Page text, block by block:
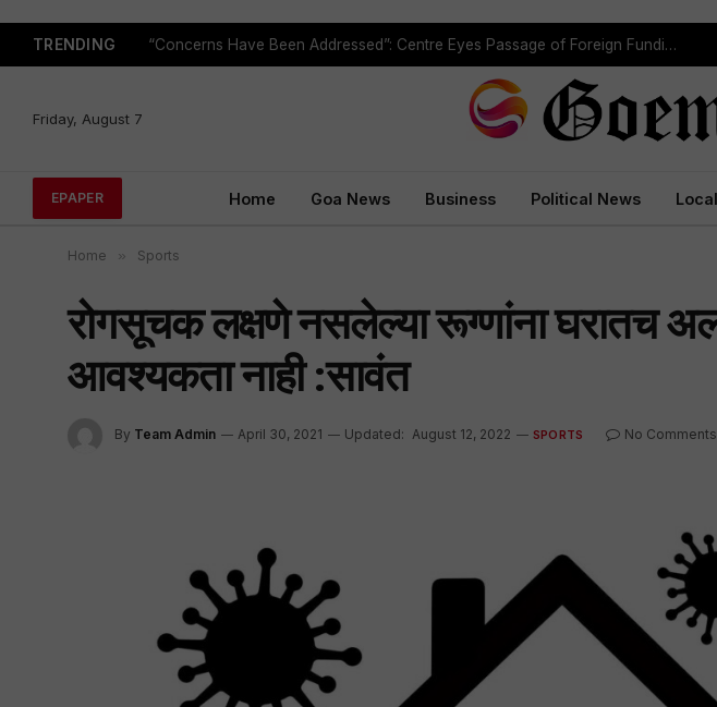
TRENDING “Concerns Have Been Addressed”: Centre Eyes Passage of Foreign Funding Bill Next Week
Friday, August 7
EPAPER Home Goa News Business Political News
Home » Sports
रोगसूचक लक्षणे नसलेल्या रूग्णांना घरातच
आवश्यकता नाही :सावंत
By Team Admin April 30, 2021 Updated: August 12, 2022 SPORTS No Comments